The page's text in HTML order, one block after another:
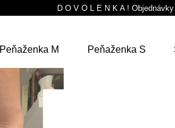
D O V O L E N K A !
Peňaženka M Peňaženka S